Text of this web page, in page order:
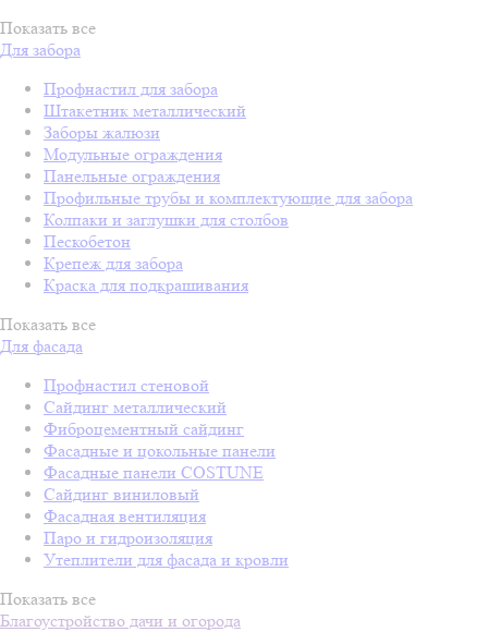
Показать все
Для забора
Профнастил для забора
Штакетник металлический
Заборы жалюзи
Модульные ограждения
Панельные ограждения
Профильные трубы и комплектующие для забора
Колпаки и заглушки для столбов
Пескобетон
Крепеж для забора
Краска для подкрашивания
Показать все
Для фасада
Профнастил стеновой
Сайдинг металлический
Фиброцементный сайдинг
Фасадные и цокольные панели
Фасадные панели COSTUNE
Сайдинг виниловый
Фасадная вентиляция
Паро и гидроизоляция
Утеплители для фасада и кровли
Показать все
Благоустройство дачи и огорода